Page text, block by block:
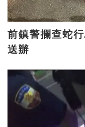
前鎮警攔查蛇行騎士 查獲海洛
送辦